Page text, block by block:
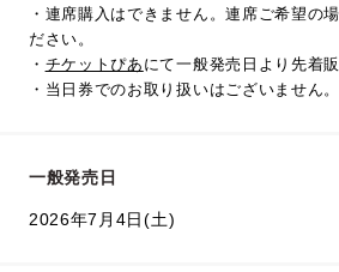
・連席購入はできません。連席ご希望の
ださい。
・ チケットぴあ にて一般発売日より先着
・当日券でのお取り扱いはございません。
一般発売日
2026年7月4日(土)